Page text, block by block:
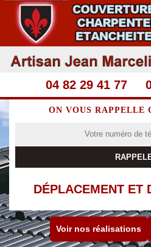
04 82 29 41 77
ON VOUS RAPPELLE
DÉPLACEMENT ET
Voir nos réalisations